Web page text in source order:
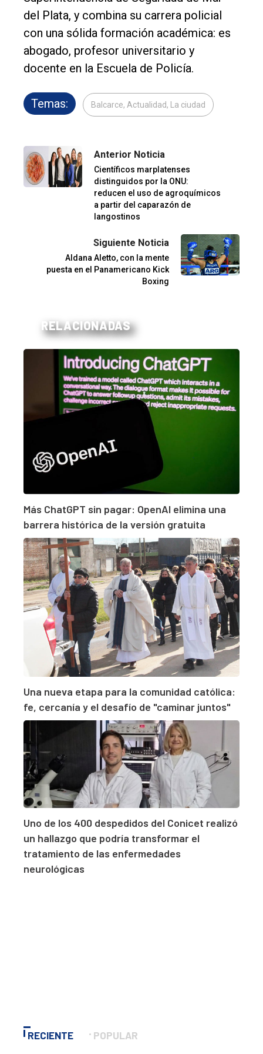
del Plata, y combina su carrera policial
con una sólida formación académica: es
abogado, profesor universitario y
docente en la Escuela de Policía.
Temas: Balcarce, Actualidad, La ciudad
Anterior Noticia
Científicos marplatenses
distinguidos por la ONU:
reducen el uso de agroquímicos
a partir del caparazón de
langostinos
Siguiente Noticia
Aldana Aletto, con la mente
puesta en el Panamericano Kick
Boxing
RELACIONADAS
Más ChatGPT sin pagar: OpenAI elimina una
barrera histórica de la versión gratuita
Una nueva etapa para la comunidad católica:
fe, cercanía y el desafío de "caminar juntos"
Uno de los 400 despedidos del Conicet realizó
un hallazgo que podría transformar el
tratamiento de las enfermedades
neurológicas
RECIENTE POPULAR